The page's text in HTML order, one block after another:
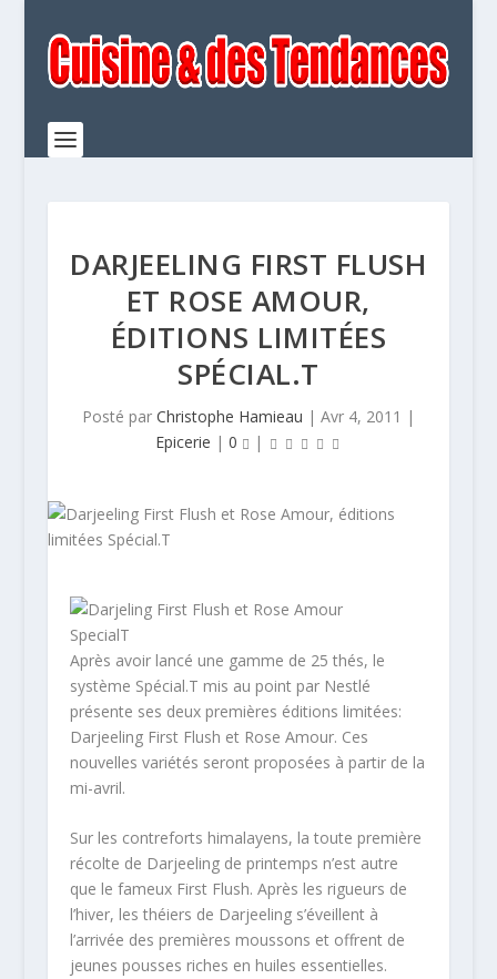
DARJEELING FIRST FLUSH
ET ROSE AMOUR,
ÉDITIONS LIMITÉES
SPÉCIAL.T
Posté par Christophe Hamieau | Avr 4, 2011 |
Epicerie |0 |
Après avoir lancé une gamme de 25 thés, le
système Spécial.T mis au point par Nestlé
présente ses deux premières éditions limitées:
Darjeeling First Flush et Rose Amour. Ces
nouvelles variétés seront proposées à partir de la
mi-avril.
Sur les contreforts himalayens, la toute première
récolte de Darjeeling de printemps n’est autre
que le fameux First Flush. Après les rigueurs de
l’hiver, les théiers de Darjeeling s’éveillent à
l’arrivée des premières moussons et offrent de
jeunes pousses riches en huiles essentielles.